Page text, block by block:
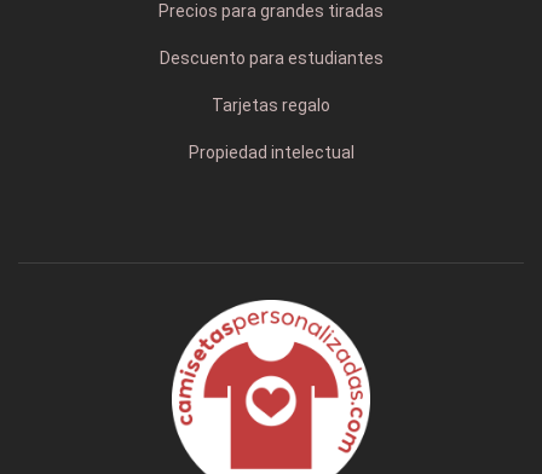
Precios para grandes tiradas
Descuento para estudiantes
Tarjetas regalo
Propiedad intelectual